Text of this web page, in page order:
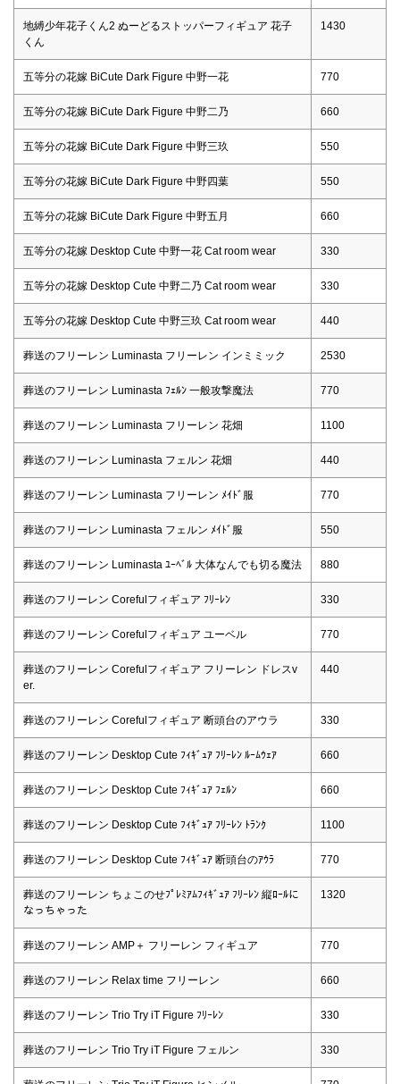
地縛少年花子くん2 ぬーどるストッパーフィギュア 花子
くん
1430
五等分の花嫁 BiCute Dark Figure 中野一花 770
五等分の花嫁 BiCute Dark Figure 中野二乃 660
五等分の花嫁 BiCute Dark Figure 中野三玖 550
五等分の花嫁 BiCute Dark Figure 中野四葉 550
五等分の花嫁 BiCute Dark Figure 中野五月 660
五等分の花嫁 Desktop Cute 中野一花 Cat room wear 330
五等分の花嫁 Desktop Cute 中野二乃 Cat room wear 330
五等分の花嫁 Desktop Cute 中野三玖 Cat room wear 440
葬送のフリーレン Luminasta フリーレン インミミック 2530
葬送のフリーレン Luminasta ﾌｪﾙﾝ 一般攻撃魔法 770
葬送のフリーレン Luminasta フリーレン 花畑 1100
葬送のフリーレン Luminasta フェルン 花畑 440
葬送のフリーレン Luminasta フリーレン ﾒｲﾄﾞ服 770
葬送のフリーレン Luminasta フェルン ﾒｲﾄﾞ服 550
葬送のフリーレン Luminasta ﾕｰﾍﾞﾙ 大体なんでも切る魔法 880
葬送のフリーレン Corefulフィギュア ﾌﾘｰﾚﾝ 330
葬送のフリーレン Corefulフィギュア ユーベル 770
葬送のフリーレン Corefulフィギュア フリーレン ドレスv
er.
440
葬送のフリーレン Corefulフィギュア 断頭台のアウラ 330
葬送のフリーレン Desktop Cute ﾌｨｷﾞｭｱ ﾌﾘｰﾚﾝ ﾙｰﾑｳｪｱ 660
葬送のフリーレン Desktop Cute ﾌｨｷﾞｭｱ ﾌｪﾙﾝ 660
葬送のフリーレン Desktop Cute ﾌｨｷﾞｭｱ ﾌﾘｰﾚﾝ ﾄﾗﾝｸ 1100
葬送のフリーレン Desktop Cute ﾌｨｷﾞｭｱ 断頭台のｱｳﾗ 770
葬送のフリーレン ちょこのせﾌﾟﾚﾐｱﾑﾌｨｷﾞｭｱ ﾌﾘｰﾚﾝ 縦ﾛｰﾙに
なっちゃった
1320
葬送のフリーレン AMP＋ フリーレン フィギュア 770
葬送のフリーレン Relax time フリーレン 660
葬送のフリーレン Trio Try iT Figure ﾌﾘｰﾚﾝ 330
葬送のフリーレン Trio Try iT Figure フェルン 330